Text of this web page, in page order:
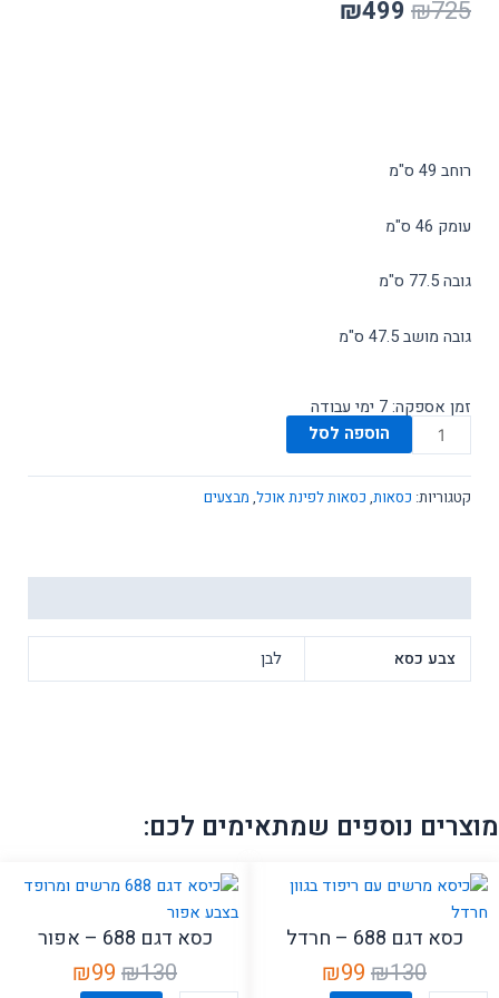
רוחב 49 ס"מ
עומק 46 ס"מ
גובה 77.5 ס"מ
גובה מושב 47.5 ס"מ
זמן אספקה: 7 ימי עבודה
כמות
של
כסא
דגם
הוספה לסל
קטגוריות: כסאות, כסאות לפינת אוכל, מבצעים
צבע כסא לבן
₪725 המחיר
₪499
מוצרים נוספים שמתאימים לכם:
כסא דגם 688 – חרדל
₪130
המחיר
₪99
כסא דגם 688 – אפור
₪130
המחיר
₪99